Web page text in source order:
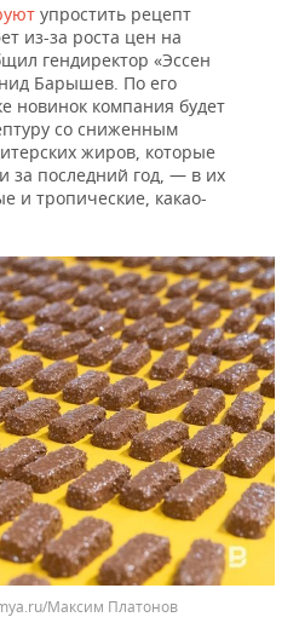
упростить рецепт
из-за роста цен на
гендиректор «Эссен
Барышев. По его
новинок компания будет
со сниженным
жиров, которые
за последний год, — в их
и тропические, какао-
Максим Платонов